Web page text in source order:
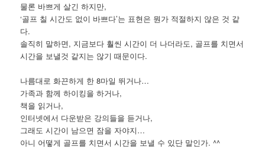
물론 바쁘게 살긴 하지만,
‘골프 칠 시간도 없이 바쁘다’는 표현은 뭔가 적절하지 않은 것 같
다.
솔직히 말하면, 지금보다 훨씬 시간이 더 나더라도, 골프를 치면서
시간을 보낼것 같지는 않기 때문이다.
나름대로 화끈하게 한 8마일 뛰거나…
가족과 함께 하이킹을 하거나,
책을 읽거나,
인터넷에서 다운받은 강의들을 듣거나,
그래도 시간이 남으면 잠을 자야지…
아니 어떻게 골프를 치면서 시간을 보낼 수 있단 말인가. ^^